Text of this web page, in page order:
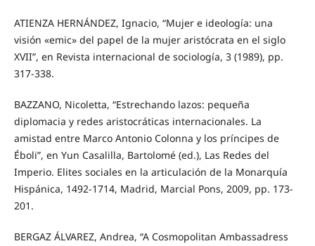
ATIENZA HERNÁNDEZ, Ignacio, “Mujer e ideología: una
visión «emic» del papel de la mujer aristócrata en el siglo
XVII”, en Revista internacional de sociología, 3 (1989), pp.
317-338.
BAZZANO, Nicoletta, “Estrechando lazos: pequeña
diplomacia y redes aristocráticas internacionales. La
amistad entre Marco Antonio Colonna y los príncipes de
Éboli”, en Yun Casalilla, Bartolomé (ed.), Las Redes del
Imperio. Elites sociales en la articulación de la Monarquía
Hispánica, 1492-1714, Madrid, Marcial Pons, 2009, pp. 173-
201.
BERGAZ ÁLVAREZ, Andrea, “A Cosmopolitan Ambassadress